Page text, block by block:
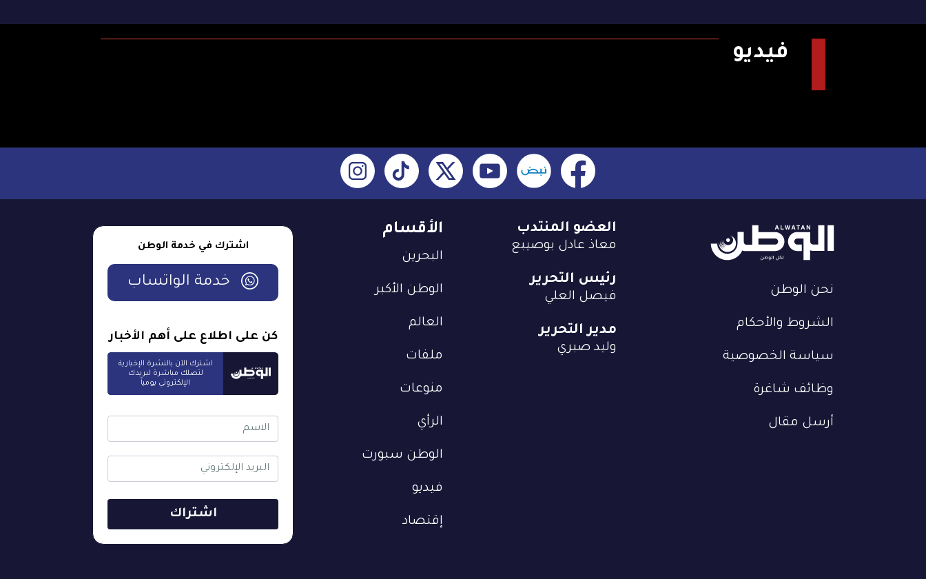
فيديو
نحن الوطن
الشروط والأحكام
سياسة الخصوصية
وظائف شاغرة
أرسل مقال
الأقسام
البحرين
الوطن الأكبر
العالم
ملفات
منوعات
الرأي
الوطن سبورت
فيديو
إقتصاد
العضو المنتدب
معاذ عادل بوصيبع
رئيس التحرير
فيصل العلي
مدير التحرير
وليد صبري
اشترك في خدمة الوطن
خدمة الواتساب
كن على اطلاع على أهم الأخبار
اشترك الآن بالنشرة الإخبارية
لتصلك مباشرة لبريدك
الإلكتروني يومياً
اشتراك